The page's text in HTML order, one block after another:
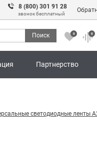
8 (800) 301 91 28
звонок бесплатный
Поиск 0 0
Партнерство
91 28
светодиодные ленты